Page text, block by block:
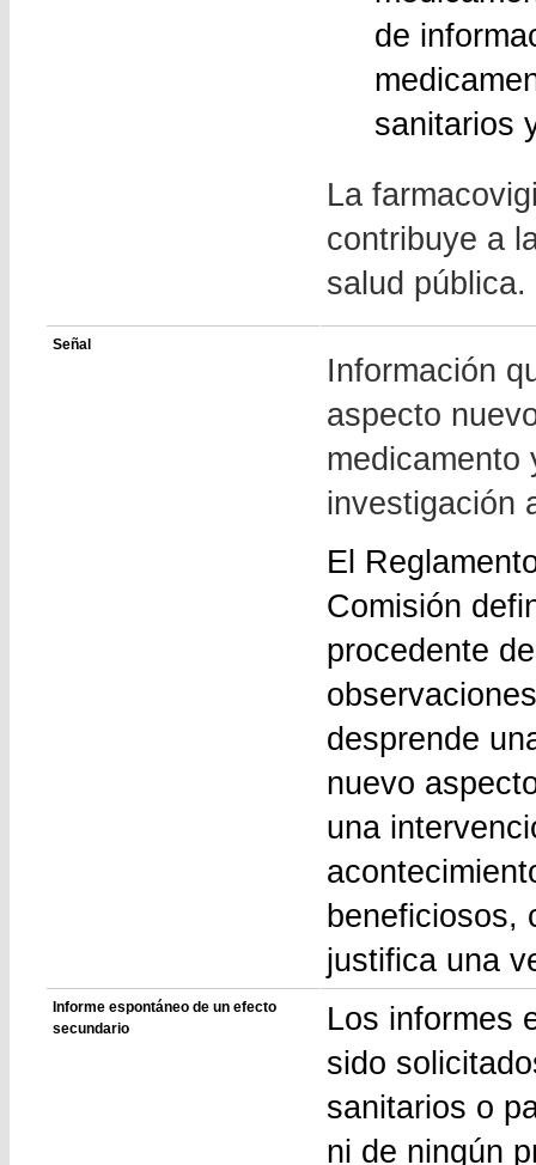
de
sanitarios
La
contribuye a
salud pública.
Señal
Información
aspecto
medicamento
investigación
El
Comisión
procedente
desprende
nuevo
una
beneficiosos,
justifica una
Informe espontáneo de un efecto
secundario
Los informes
sido
sanitarios o
ni de ningún